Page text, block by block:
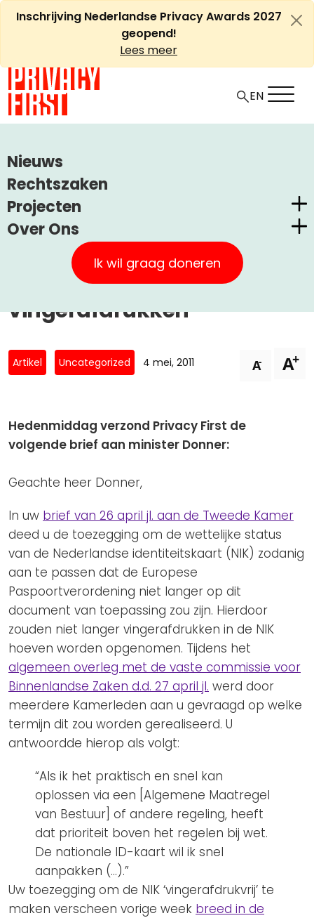
Ga
naarInschrijving Nederlandse Privacy Awards 2027
geopend!
Lees meer
Nieuws
Rechtszaken
Projecten
Nederlandse Privacy Awards
Claimstichting CUIC
PrivacyWijzer
Privacy Coalitie
SpecifiekeToestemming.nl
Over Ons
Privacy First
Onze Successen
Kom in actie
Contact
ANBI Status
Playlist
Ik wil graag doneren
EN
PRIVACY FIRST EIST ONMIDDELLIJKE INVOERING VAN
IDENTITEITSKAART ZONDER VINGERAFDRUKKEN
Privacy First eist
onmiddellijke invoering van
identiteitskaart zonder
vingerafdrukken
Artikel Uncategorized 4 mei, 2011 A- A+
Hedenmiddag verzond Privacy First de
volgende brief aan minister Donner:
Geachte heer Donner,
In uw brief van 26 april jl. aan de Tweede Kamer
deed u de toezegging om de wettelijke status
van de Nederlandse identiteitskaart (NIK) zodanig
aan te passen dat de Europese
Paspoortverordening niet langer op dit
document van toepassing zou zijn. Hierdoor
zouden niet langer vingerafdrukken in de NIK
hoeven worden opgenomen. Tijdens het
algemeen overleg met de vaste commissie voor
Binnenlandse Zaken d.d. 27 april jl. werd door
meerdere Kamerleden aan u gevraagd op welke
termijn dit zou worden gerealiseerd. U
antwoordde hierop als volgt:
“Als ik het praktisch en snel kan
oplossen via een [Algemene Maatregel
van Bestuur] of andere regeling, heeft
dat prioriteit boven het regelen bij wet.
De nationale ID-kaart wil ik snel
aanpakken (…).”
Uw toezegging om de NIK ‘vingerafdrukvrij’ te
maken verscheen vorige week breed in de